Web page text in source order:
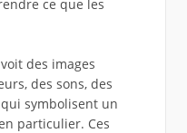
ce que les
des images
des sons, des
symbolisent un
particulier. Ces